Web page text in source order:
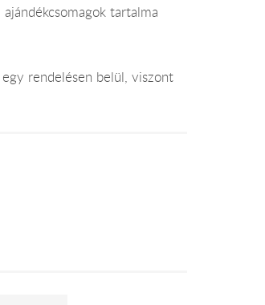
tartalma
rendelésen belül, viszont